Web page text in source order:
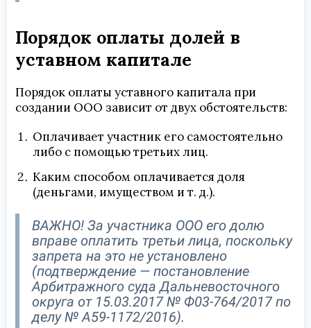
Порядок оплаты долей в
уставном капитале
Порядок оплаты уставного капитала при
создании ООО зависит от двух обстоятельств:
Оплачивает участник его самостоятельно
либо с помощью третьих лиц.
Каким способом оплачивается доля
(деньгами, имуществом и т. д.).
ВАЖНО! За участника ООО его долю
вправе оплатить третьи лица, поскольку
запрета на это не установлено
(подтверждение — постановление
Арбитражного суда Дальневосточного
округа от 15.03.2017 № Ф03-764/2017 по
делу № А59-1172/2016).